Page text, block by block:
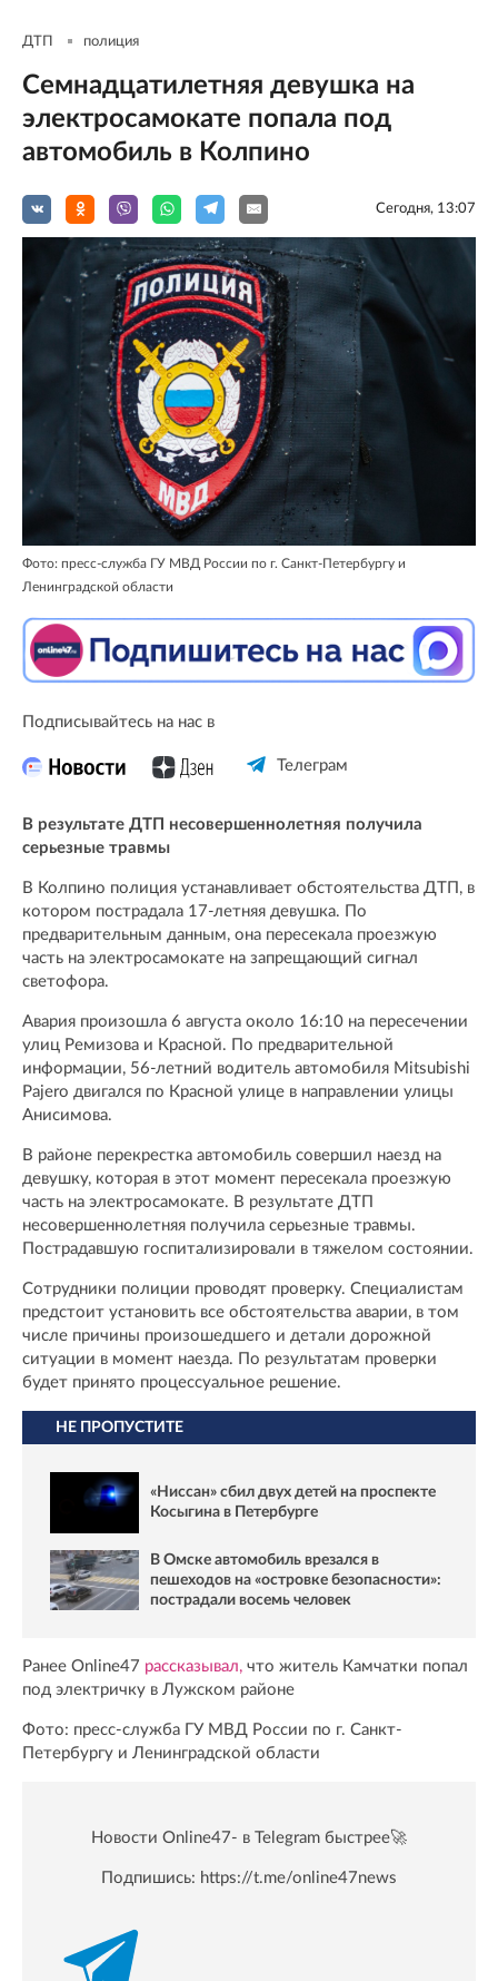
ДТП полиция
Семнадцатилетняя девушка на
электросамокате попала под
автомобиль в Колпино
Сегодня, 13:07
Фото: пресс-служба ГУ МВД России по г. Санкт-Петербургу и
Ленинградской области
Подписывайтесь на нас в
Телеграм
В результате ДТП несовершеннолетняя получила
серьезные травмы
В Колпино полиция устанавливает обстоятельства ДТП, в
котором пострадала 17-летняя девушка. По
предварительным данным, она пересекала проезжую
часть на электросамокате на запрещающий сигнал
светофора.
Авария произошла 6 августа около 16:10 на пересечении
улиц Ремизова и Красной. По предварительной
информации, 56-летний водитель автомобиля Mitsubishi
Pajero двигался по Красной улице в направлении улицы
Анисимова.
В районе перекрестка автомобиль совершил наезд на
девушку, которая в этот момент пересекала проезжую
часть на электросамокате. В результате ДТП
несовершеннолетняя получила серьезные травмы.
Пострадавшую госпитализировали в тяжелом состоянии.
Сотрудники полиции проводят проверку. Специалистам
предстоит установить все обстоятельства аварии, в том
числе причины произошедшего и детали дорожной
ситуации в момент наезда. По результатам проверки
будет принято процессуальное решение.
НЕ ПРОПУСТИТЕ
«Ниссан» сбил двух детей на проспекте
Косыгина в Петербурге
В Омске автомобиль врезался в
пешеходов на «островке безопасности»:
пострадали восемь человек
Ранее Online47 рассказывал, что житель Камчатки попал
под электричку в Лужском районе
Фото: пресс-служба ГУ МВД России по г. Санкт-
Петербургу и Ленинградской области
Новости Online47- в Telegram быстрее🚀
Подпишись: https://t.me/online47news